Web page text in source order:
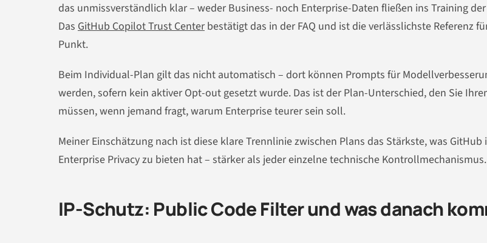
das unmissverständlich klar – weder Business- noch Enterprise-Daten fließen ins Training
Das GitHub Copilot Trust Centerbestätigt das in der FAQ und ist die verlässlichste Referenz
Punkt.
Beim Individual-Plan gilt das nicht automatisch – dort können Prompts für
werden, sofern kein aktiver Opt-out gesetzt wurde. Das ist der Plan-Unterschied, den Sie
müssen, wenn jemand fragt, warum Enterprise teurer sein soll.
Meiner Einschätzung nach ist diese klare Trennlinie zwischen Plans das Stärkste, was GitHub
Enterprise Privacy zu bieten hat – stärker als jeder einzelne technische Kontrollmechanismus.
IP-Schutz: Public Code Filter und was danach